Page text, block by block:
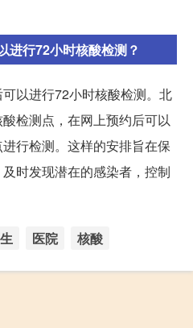
进行72小时核酸检测？
以进行72小时核酸检测。北
检测点，在网上预约后可以
行检测。这样的安排旨在保
时发现潜在的感染者，控制
医院 核酸